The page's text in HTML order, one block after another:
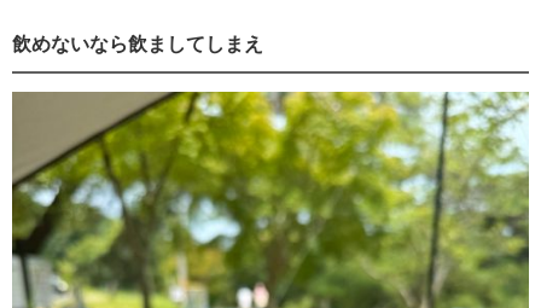
飲めないなら飲ましてしまえ